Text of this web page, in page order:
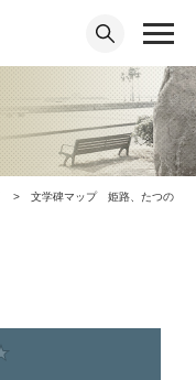
文学碑マップ 姫路、たつの